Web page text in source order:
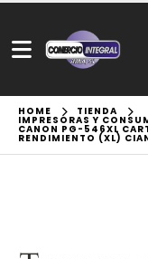
HOME TIENDA
IMPRESORAS Y
CANON PG-546XL
RENDIMIENTO (XL)